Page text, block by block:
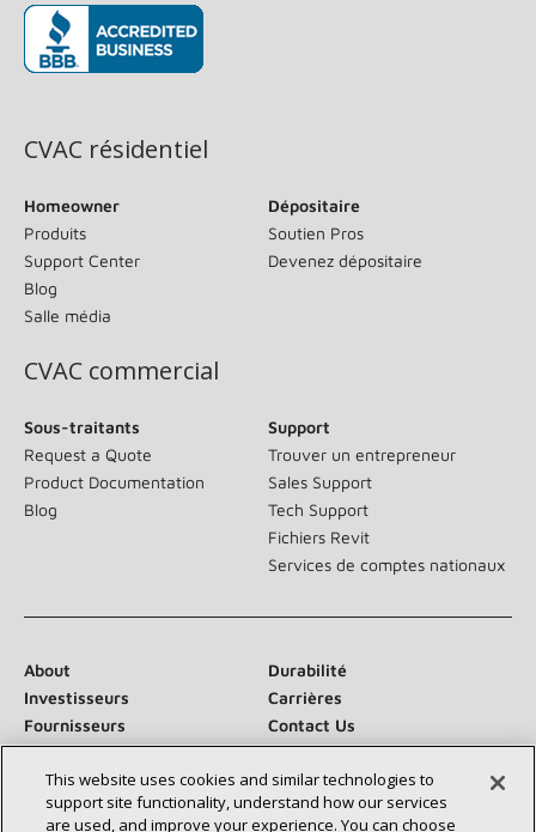
CVAC résidentiel
Homeowner
Produits
Support Center
Blog
Salle média
Dépositaire
Soutien Pros
Devenez dépositaire
CVAC commercial
Sous-traitants
Request a Quote
Product Documentation
Blog
Support
Trouver un entrepreneur
Sales Support
Tech Support
Fichiers Revit
Services de comptes nationaux
About
Durabilité
Investisseurs
Carrières
Fournisseurs
Contact Us
Salle de presse
This website uses cookies and similar technologies to
support site functionality, understand how our services
are used, and improve your experience. You can choose